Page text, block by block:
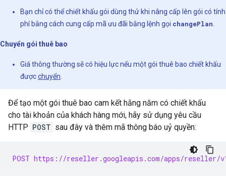
Bạn chỉ có thể chiết khấu gói dùng thử khi nâng cấp lên gói có tính
phí bằng cách cung cấp mã ưu đãi bằng lệnh gọi changePlan
Chuyển gói thuê bao
Giá thông thường sẽ có hiệu lực nếu một gói thuê bao chiết khấu
đượcchuyển
Để tạo một gói thuê bao cam kết hằng năm có chiết khấu
cho tài khoản của khách hàng mới, hãy sử dụng yêu cầu
HTTP POST sau đây và thêm mã thông báo uỷ quyền:
POST https://reseller.googleapis.com/apps/reseller/